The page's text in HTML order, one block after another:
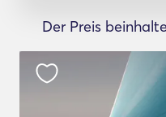
Der Preis